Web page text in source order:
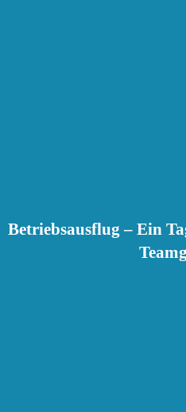
Betriebsausflug – Ein